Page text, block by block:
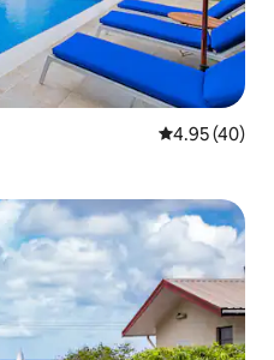
평점 4.95점(5
4.95 (40)